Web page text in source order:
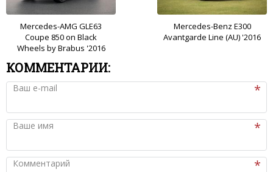
Mercedes-AMG GLE63
Coupe 850 on Black
Wheels by Brabus '2016
Mercedes-Benz E300
Avantgarde Line (AU) '2016
КОММЕНТАРИИ:
Ваш e-mail
Ваше имя
Комментарий